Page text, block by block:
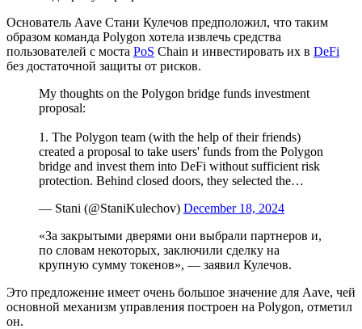
Основатель Aave Стани Кулечов предположил, что таким
образом команда Polygon хотела извлечь средства
пользователей с моста PoS Chain и инвестировать их в DeFi
без достаточной защиты от рисков.
My thoughts on the Polygon bridge funds investment
proposal:
1. The Polygon team (with the help of their friends)
created a proposal to take users' funds from the Polygon
bridge and invest them into DeFi without sufficient risk
protection. Behind closed doors, they selected the…
— Stani (@StaniKulechov) December 18, 2024
«За закрытыми дверями они выбрали партнеров и,
по словам некоторых, заключили сделку на
крупную сумму токенов», — заявил Кулечов.
Это предложение имеет очень большое значение для Aave, чей
основной механизм управления построен на Polygon, отметил
он.